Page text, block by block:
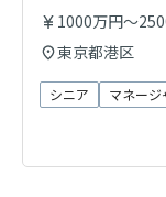
1000万円～
東京都港区
シニア マネージ